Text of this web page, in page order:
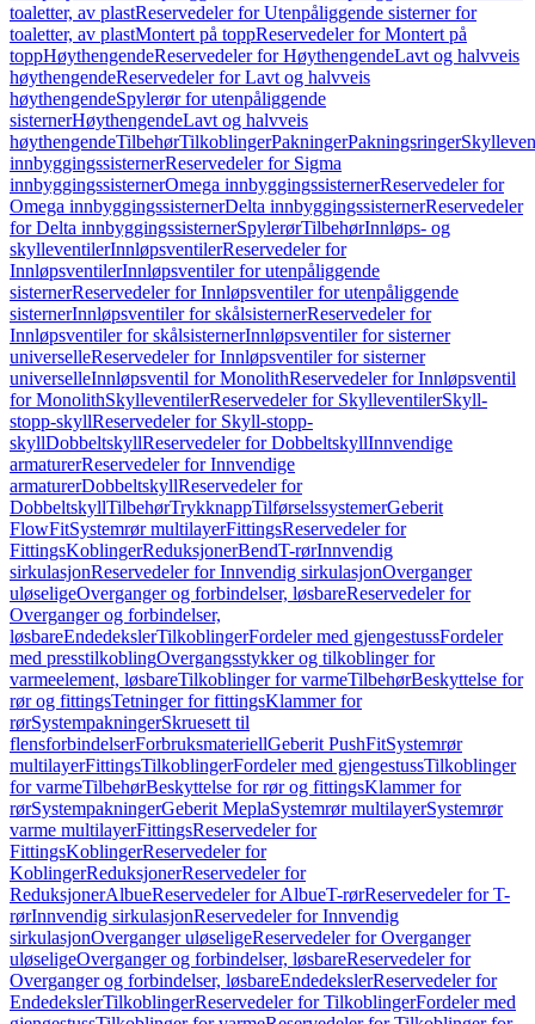
toaletter, av plastReservedeler for Utenpåliggende sisterner for
toaletter, av plastMontert på toppReservedeler for Montert på
toppHøythengendeReservedeler for HøythengendeLavt og halvveis
høythengendeReservedeler for Lavt og halvveis
høythengendeSpylerør for utenpåliggende
sisternerHøythengendeLavt og halvveis
høythengendeTilbehørTilkoblingerPakningerPakningsringer
innbyggingssisternerReservedeler for Sigma
innbyggingssisternerOmega innbyggingssisternerReservedeler for
Omega innbyggingssisternerDelta innbyggingssisternerReservedeler
for Delta innbyggingssisternerSpylerørTilbehørInnløps- og
skylleventilerInnløpsventilerReservedeler for
InnløpsventilerInnløpsventiler for utenpåliggende
sisternerReservedeler for Innløpsventiler for utenpåliggende
sisternerInnløpsventiler for skålsisternerReservedeler for
Innløpsventiler for skålsisternerInnløpsventiler for sisterner
universelleReservedeler for Innløpsventiler for sisterner
universelleInnløpsventil for MonolithReservedeler for Innløpsventil
for MonolithSkylleventilerReservedeler for SkylleventilerSkyll-
stopp-skyllReservedeler for Skyll-stopp-
skyllDobbeltskyllReservedeler for DobbeltskyllInnvendige
armaturerReservedeler for Innvendige
armaturerDobbeltskyllReservedeler for
DobbeltskyllTilbehørTrykknappTilførselssystemerGeberit
FlowFitSystemrør multilayerFittingsReservedeler for
FittingsKoblingerReduksjonerBendT-rørInnvendig
sirkulasjonReservedeler for Innvendig sirkulasjonOverganger
uløseligeOverganger og forbindelser, løsbareReservedeler for
Overganger og forbindelser,
løsbareEndedekslerTilkoblingerFordeler med gjengestussFordeler
med presstilkoblingOvergangsstykker og tilkoblinger for
varmeelement, løsbareTilkoblinger for varmeTilbehørBeskyttelse for
rør og fittingsTetninger for fittingsKlammer for
rørSystempakningerSkruesett til
flensforbindelserForbruksmateriellGeberit PushFitSystemrør
multilayerFittingsTilkoblingerFordeler med gjengestussTilkoblinger
for varmeTilbehørBeskyttelse for rør og fittingsKlammer for
rørSystempakningerGeberit MeplaSystemrør multilayerSystemrør
varme multilayerFittingsReservedeler for
FittingsKoblingerReservedeler for
KoblingerReduksjonerReservedeler for
ReduksjonerAlbueReservedeler for AlbueT-rørReservedeler for T-
rørInnvendig sirkulasjonReservedeler for Innvendig
sirkulasjonOverganger uløseligeReservedeler for Overganger
uløseligeOverganger og forbindelser, løsbareReservedeler for
Overganger og forbindelser, løsbareEndedekslerReservedeler for
EndedekslerTilkoblingerReservedeler for TilkoblingerFordeler med